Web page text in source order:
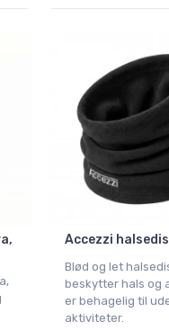
Accezzi
Blød og let
beskytter hals og
er behagelig til
aktiviteter.